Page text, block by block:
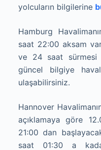
yolcuların bilgilerine
Hamburg
saat 22:00 aksam
ve 24 saat sürmesi
güncel bilgiye
ulaşabilirsiniz.
Hannover
açıklamaya göre
21:00 dan
saat 01:30 a